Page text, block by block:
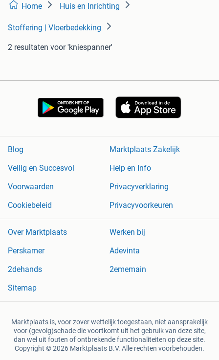
Home Huis en Inrichting
Stoffering | Vloerbedekking
2 resultaten voor 'kniespanner'
Blog
Marktplaats Zakelijk
Veilig en Succesvol
Help en Info
Voorwaarden
Privacyverklaring
Cookiebeleid
Privacyvoorkeuren
Over Marktplaats
Werken bij
Perskamer
Adevinta
2dehands
2ememain
Sitemap
Marktplaats is, voor zover wettelijk toegestaan, niet aansprakelijk
voor (gevolg)schade die voortkomt uit het gebruik van deze site,
dan wel uit fouten of ontbrekende functionaliteiten op deze site.
Copyright © 2026 Marktplaats B.V. Alle rechten voorbehouden.